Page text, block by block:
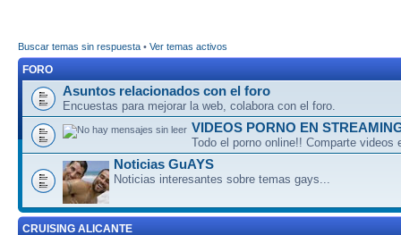
Buscar temas sin respuesta • Ver temas activos
FORO
Asuntos relacionados con el foro
Encuestas para mejorar la web, colabora con el foro.
VIDEOS PORNO EN
Todo el porno online!! Comparte videos
Noticias GuAYS
Noticias interesantes sobre temas gays...
CRUISING ALICANTE